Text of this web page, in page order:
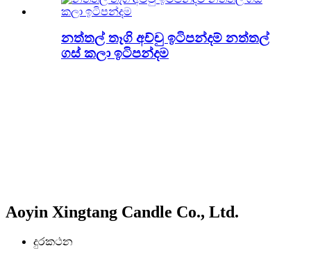
නත්තල් තෑගි අච්චු ඉටිපන්දම් නත්තල්
ගස් කලා ඉටිපන්දම
Aoyin Xingtang Candle Co., Ltd.
දුරකථන